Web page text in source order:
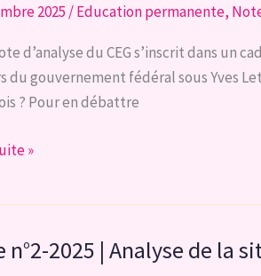
2025 /Education permanente,
d’analyse du CEG s’inscrit dans un
du gouvernement fédéral sous Yves
? Pour en débattre
»
n°2-2025 | Analyse de la